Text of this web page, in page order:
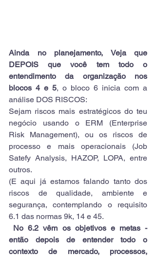
Ainda no planejamento, Veja que
DEPOIS que você tem todo o
entendimento da organização nos
blocos 4 e 5, o bloco 6 inicia com a
análise DOS RISCOS:
Sejam riscos mais estratégicos do teu
negócio usando o ERM (Enterprise
Risk Management), ou os riscos de
processo e mais operacionais (Job
Satefy Analysis, HAZOP, LOPA, entre
outros.
(E aqui já estamos falando tanto dos
riscos de qualidade, ambiente e
segurança, contemplando o requisito
6.1 das normas 9k, 14 e 45.
No 6.2 vêm os objetivos e metas -
então depois de entender todo o
contexto de mercado, processos,